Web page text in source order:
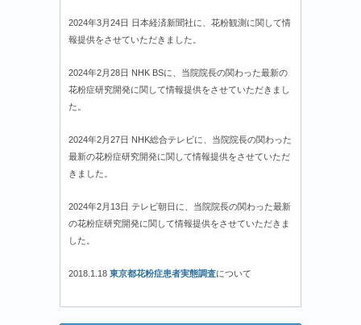
2024年3月24日 日本経済新聞社に、花粉観測に関して情
報提供をさせていただきました。
2024年2月28日 NHK BSに、当院院長の関わった最新の
花粉症研究開発に関して情報提供をさせていただきまし
た。
2024年2月27日 NHK総合テレビに、当院院長の関わった
最新の花粉症研究開発に関して情報提供をさせていただ
きました。
2024年2月13日 テレビ朝日に、当院院長の関わった最新
の花粉症研究開発に関して情報提供をさせていただきま
した。
2018.1.18 東京都花粉症患者実態調査について